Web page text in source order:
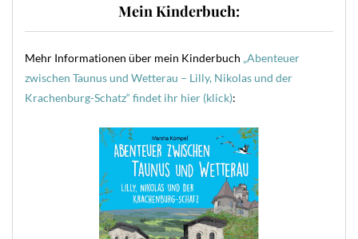
Mein Kinderbuch:
Mehr Informationen über mein Kinderbuch „Abenteuer
zwischen Taunus und Wetterau – Lilly, Nikolas und der
Krachenburg-Schatz“ findet ihr hier (klick):